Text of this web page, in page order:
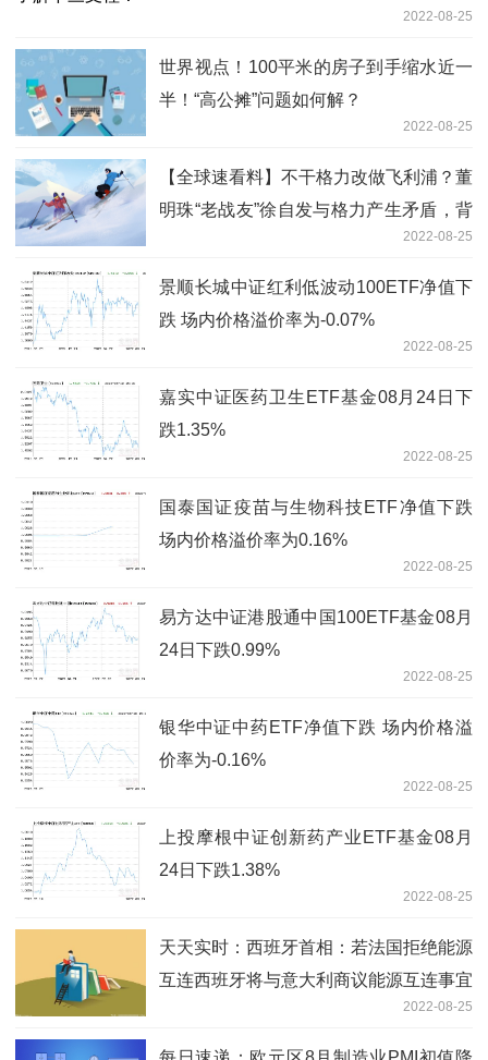
2022-08-25
世界视点！100平米的房子到手缩水近一
半！“高公摊”问题如何解？
2022-08-25
【全球速看料】不干格力改做飞利浦？董
明珠“老战友”徐自发与格力产生矛盾，背
2022-08-25
景顺长城中证红利低波动100ETF净值下
跌 场内价格溢价率为-0.07%
2022-08-25
嘉实中证医药卫生ETF基金08月24日下
跌1.35%
2022-08-25
国泰国证疫苗与生物科技ETF净值下跌
场内价格溢价率为0.16%
2022-08-25
易方达中证港股通中国100ETF基金08月
24日下跌0.99%
2022-08-25
银华中证中药ETF净值下跌 场内价格溢
价率为-0.16%
2022-08-25
上投摩根中证创新药产业ETF基金08月
24日下跌1.38%
2022-08-25
天天实时：西班牙首相：若法国拒绝能源
互连西班牙将与意大利商议能源互连事宜
2022-08-25